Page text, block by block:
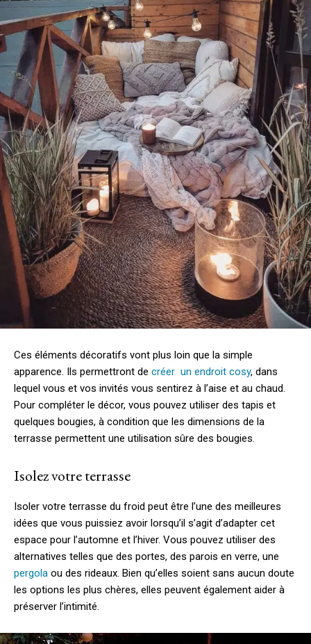
Ces éléments décoratifs vont plus loin que la simple
apparence. Ils permettront de créer un endroit cosy, dans
lequel vous et vos invités vous sentirez à l’aise et au chaud.
Pour compléter le décor, vous pouvez utiliser des tapis et
quelques bougies, à condition que les dimensions de la
terrasse permettent une utilisation sûre des bougies.
Isolez votre terrasse
Isoler votre terrasse du froid peut être l’une des meilleures
idées que vous puissiez avoir lorsqu’il s’agit d’adapter cet
espace pour l’automne et l’hiver. Vous pouvez utiliser des
alternatives telles que des portes, des parois en verre, une
pergola ou des rideaux. Bien qu’elles soient sans aucun doute
les options les plus chères, elles peuvent également aider à
préserver l’intimité.